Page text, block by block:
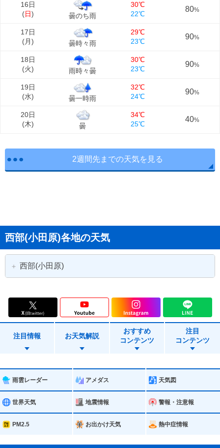
16日
(日) 曇のち雨
30℃
22℃
80%
17日
(月) 曇時々雨
29℃
23℃
90%
18日
(火) 雨時々曇
30℃
23℃
90%
19日
(水) 曇一時雨
32℃
24℃
90%
20日
(木) 曇
34℃
25℃
40%
2週間先までの天気を見る
西部(小田原)各地の天気
西部(小田原)
相模原市中央区 相模原市南区
小田原市 秦野市
南足柄市
大井町
山北町 開成町
箱根町 真鶴町
注目情報 お天気解説
おすすめ
コンテンツ
注目
コンテンツ
雨雲レーダー アメダス 天気図
世界天気 地震情報 警報・注意報
PM2.5 お出かけ天気 熱中症情報